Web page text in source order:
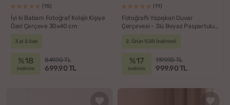
(15)
İyi ki Babam Fotoğraf Kolajlı Kişiye
Özel Çerçeve 30x40 cm
3 al 2 öde
%18
indirim
849.90 TL
699.90 TL
(11)
Fotoğraflı Yapışkan Duvar
Çerçevesi - 3lü Beyaz Paspartulu
2. Ürün %30 İndirimli
%17
indirim
1199.90 TL
999.90 TL